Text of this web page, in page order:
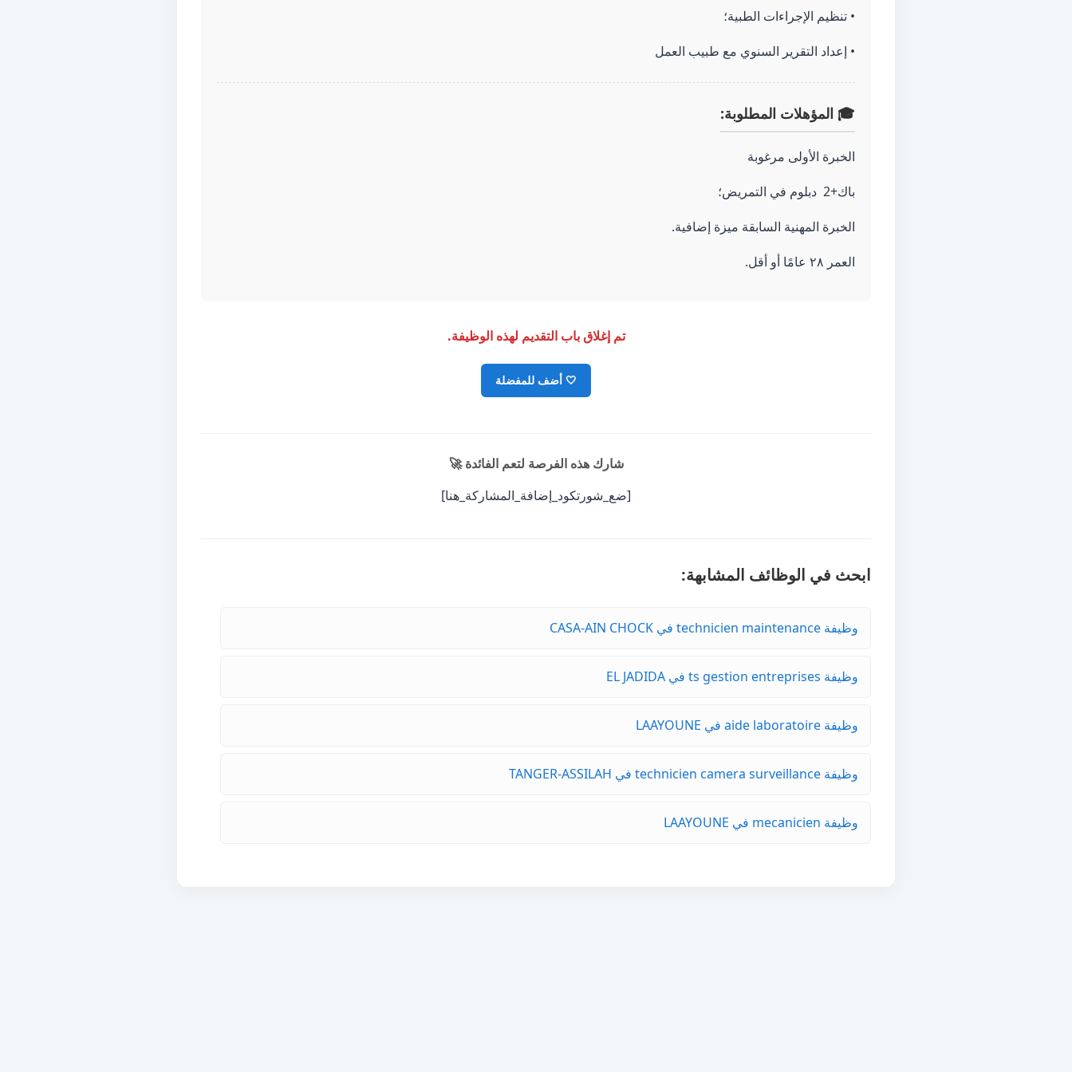
• تنظيم الإجراءات الطبية؛
• إعداد التقرير السنوي مع طبيب العمل
🎓 المؤهلات المطلوبة:
الخبرة الأولى مرغوبة
باك+2 دبلوم في التمريض؛
الخبرة المهنية السابقة ميزة إضافية.
العمر ٢٨ عامًا أو أقل.
تم إغلاق باب التقديم لهذه الوظيفة.
🤍 أضف للمفضلة
شارك هذه الفرصة لتعم الفائدة 🚀
[ضع_شورتكود_إضافة_المشاركة_هنا]
ابحث في الوظائف المشابهة:
وظيفة technicien maintenance في CASA-AIN CHOCK
وظيفة ts gestion entreprises في EL JADIDA
وظيفة aide laboratoire في LAAYOUNE
وظيفة technicien camera surveillance في TANGER-ASSILAH
وظيفة mecanicien في LAAYOUNE